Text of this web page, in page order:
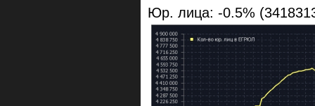
Юр. лица: -0.5%